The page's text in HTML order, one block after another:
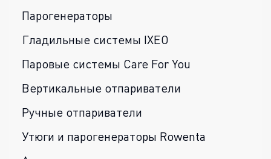
Парогенераторы
Гладильные системы IXEO
Паровые системы Care For You
Вертикальные отпариватели
Ручные отпариватели
Утюги и парогенераторы Rowenta